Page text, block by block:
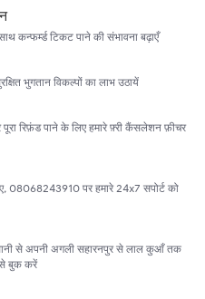
कन्फर्म्ड टिकट पाने की संभावना बढ़ाएँ
भुगतान विकल्पों का लाभ उठायें
रिफ़ंड पाने के लिए हमारे फ़्री कैंसलेशन फ़ीचर
08068243910 पर हमारे 24x7 सपोर्ट को
से अपनी अगली सहारनपुर से लाल कुआँ तक
बुक करें